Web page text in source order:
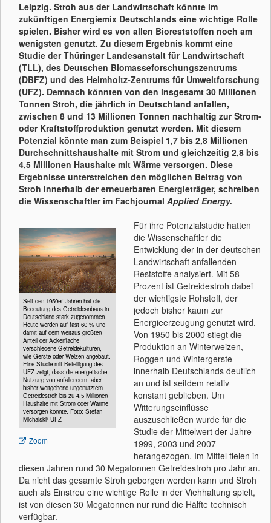
Leipzig. Stroh aus der Landwirtschaft könnte im
zukünftigen Energiemix Deutschlands eine wichtige Rolle
spielen. Bisher wird es von allen Bioreststoffen noch am
wenigsten genutzt. Zu diesem Ergebnis kommt eine
Studie der Thüringer Landesanstalt für Landwirtschaft
(TLL), des Deutschen Biomasseforschungszentrums
(DBFZ) und des Helmholtz-Zentrums für Umweltforschung
(UFZ). Demnach könnten von den insgesamt 30 Millionen
Tonnen Stroh, die jährlich in Deutschland anfallen,
zwischen 8 und 13 Millionen Tonnen nachhaltig zur Strom-
oder Kraftstoffproduktion genutzt werden. Mit diesem
Potenzial könnte man zum Beispiel 1,7 bis 2,8 Millionen
Durchschnittshaushalte mit Strom und gleichzeitig 2,8 bis
4,5 Millionen Haushalte mit Wärme versorgen. Diese
Ergebnisse unterstreichen den möglichen Beitrag von
Stroh innerhalb der erneuerbaren Energieträger, schreiben
die Wissenschaftler im Fachjournal Applied Energy.
Seit den 1950er Jahren hat die
Bedeutung des Getreideanbaus in
Deutschland stark zugenommen.
Heute werden auf fast 60 % und
damit auf dem weitaus größten
Anteil der Ackerfläche
verschiedene Getreidekulturen,
wie Gerste oder Weizen angebaut.
Eine Studie mit Beteiligung des
UFZ zeigt, dass die energetische
Nutzung von anfallendem, aber
bisher weitgehend ungenutztem
Getreidestroh bis zu 4,5 Millionen
Haushalte mit Strom oder Wärme
versorgen könnte. Foto: Stefan
Michalski/ UFZ
Zoom
Für ihre Potenzialstudie hatten
die Wissenschaftler die
Entwicklung der in der deutschen
Landwirtschaft anfallenden
Reststoffe analysiert. Mit 58
Prozent ist Getreidestroh dabei
der wichtigste Rohstoff, der
jedoch bisher kaum zur
Energieerzeugung genutzt wird.
Von 1950 bis 2000 stiegt die
Produktion an Winterweizen,
Roggen und Wintergerste
innerhalb Deutschlands deutlich
an und ist seitdem relativ
konstant geblieben. Um
Witterungseinflüsse
auszuschließen wurde für die
Studie der Mittelwert der Jahre
1999, 2003 und 2007
herangezogen. Im Mittel fielen in
diesen Jahren rund 30 Megatonnen Getreidestroh pro Jahr an.
Da nicht das gesamte Stroh geborgen werden kann und Stroh
auch als Einstreu eine wichtige Rolle in der Viehhaltung spielt,
ist von diesen 30 Megatonnen nur rund die Hälfte technisch
verfügbar.